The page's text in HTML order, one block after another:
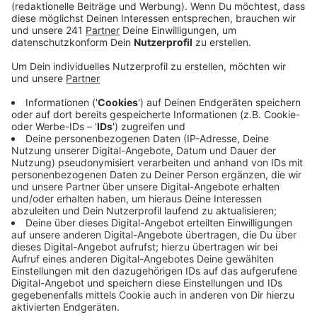
David Beckham: früher
Unterwäschewerbung - heute Einstecktuch
Anzeige
David Beckham wird 51. Kein Wunder, dass der nur
noch in Tweetjackets rumläuft. Wahrscheinlich guckt
der auch mitm Kissen bei sich ausm Fenster und
schreibt Falschparker in seiner Siedlung auf.
Anzeige